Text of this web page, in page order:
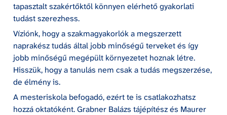
tapasztalt szakértőktől könnyen elérhető gyakorlati
tudást szerezhess.
Víziónk, hogy a szakmagyakorlók a megszerzett
naprakész tudás által jobb minőségű terveket és így
jobb minőségű megépült környezetet hoznak létre.
Hisszük, hogy a tanulás nem csak a tudás megszerzése,
de élmény is.
A mesteriskola befogadó, ezért te is csatlakozhatsz
hozzá oktatóként. Grabner Balázs tájépítész és Maurer